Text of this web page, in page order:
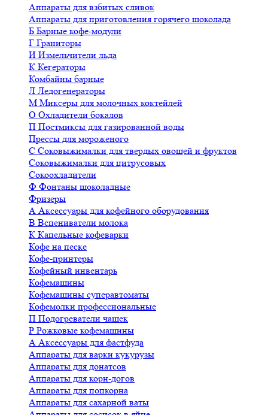
Аппараты для взбитых сливок
Аппараты для приготовления горячего шоколада
Б Барные кофе-модули
Г Граниторы
И Измельчители льда
К Кегераторы
Комбайны барные
Л Ледогенераторы
М Миксеры для молочных коктейлей
О Охладители бокалов
П Постмиксы для газированной воды
Прессы для мороженого
С Соковыжималки для твердых овощей и фруктов
Соковыжималки для цитрусовых
Сокоохладители
Ф Фонтаны шоколадные
Фризеры
А Аксессуары для кофейного оборудования
В Вспениватели молока
К Капельные кофеварки
Кофе на песке
Кофе-принтеры
Кофейный инвентарь
Кофемашины
Кофемашины суперавтоматы
Кофемолки профессиональные
П Подогреватели чашек
Р Рожковые кофемашины
А Аксессуары для фастфуда
Аппараты для варки кукурузы
Аппараты для донатсов
Аппараты для корн-догов
Аппараты для попкорна
Аппараты для сахарной ваты